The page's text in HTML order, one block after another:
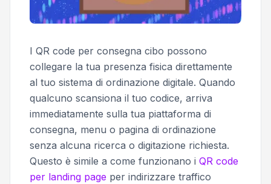
I QR code per consegna cibo possono
collegare la tua presenza fisica direttamente
al tuo sistema di ordinazione digitale. Quando
qualcuno scansiona il tuo codice, arriva
immediatamente sulla tua piattaforma di
consegna, menu o pagina di ordinazione
senza alcuna ricerca o digitazione richiesta.
Questo è simile a come funzionano i QR code
per landing page per indirizzare traffico